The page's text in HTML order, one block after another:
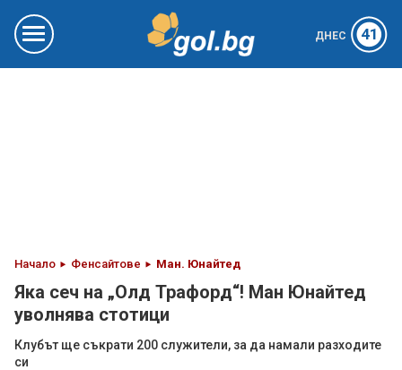
ДНЕС 41
Начало Фенсайтове Ман. Юнайтед
Яка сеч на „Олд Трафорд“! Ман Юнайтед
уволнява стотици
Клубът ще съкрати 200 служители, за да намали разходите
си